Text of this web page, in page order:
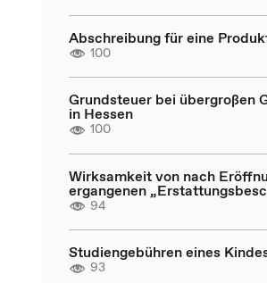
Abschreibung für eine
100
Grundsteuer bei übergroßen
in Hessen
100
Wirksamkeit von nach
ergangenen
94
Studiengebühren eines
93